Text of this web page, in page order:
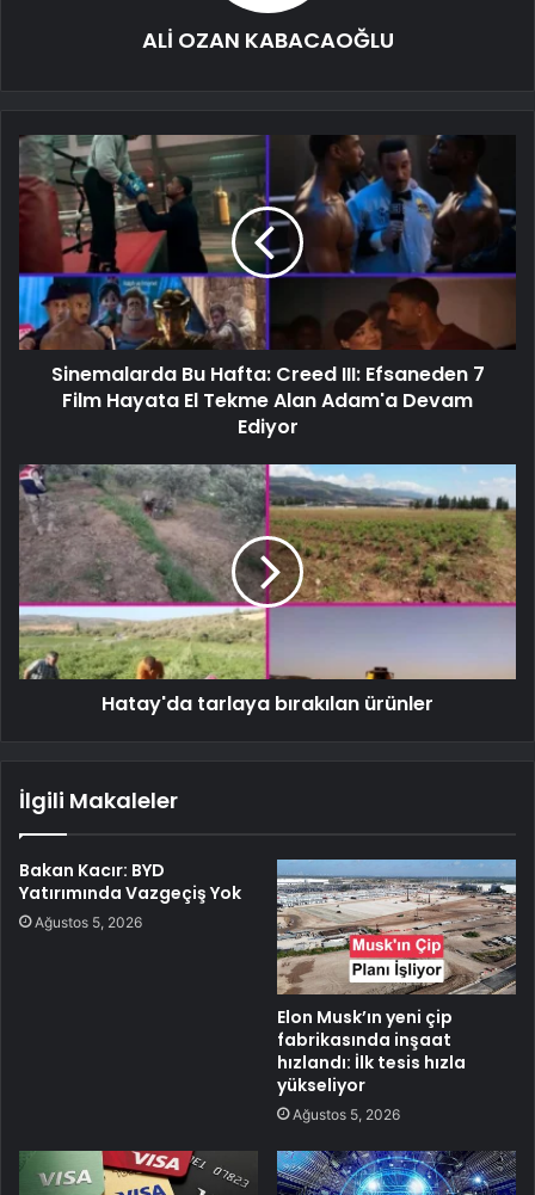
ALİ OZAN KABACAOĞLU
Sinemalarda Bu Hafta: Creed III: Efsaneden 7
Film Hayata El Tekme Alan Adam'a Devam
Ediyor
Hatay'da tarlaya bırakılan ürünler
İlgili Makaleler
Bakan Kacır: BYD
Yatırımında Vazgeçiş Yok
Ağustos 5, 2026
Elon Musk’ın yeni çip
fabrikasında inşaat
hızlandı: İlk tesis hızla
yükseliyor
Ağustos 5, 2026